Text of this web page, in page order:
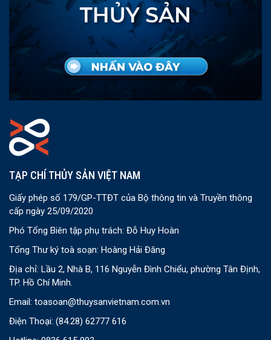
TẠP CHÍ THỦY SẢN VIỆT NAM
Giấy phép số 179/GP-TTĐT của Bộ thông tin và Truyền thông
cấp ngày 25/09/2020
Phó Tổng Biên tập phụ trách: Đỗ Huy Hoàn
Tổng Thư ký toà soạn: Hoàng Hải Đăng
Địa chỉ: Lầu 2, Nhà B, 116 Nguyễn Đình Chiểu, phường Tân Định,
TP. Hồ Chí Minh.
Email: toasoan@thuysanvietnam.com.vn
Điện Thoại: (84.28) 62777 616